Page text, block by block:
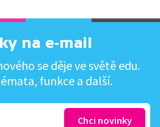
na e-mail
se děje ve světě edu.
funkce a další.